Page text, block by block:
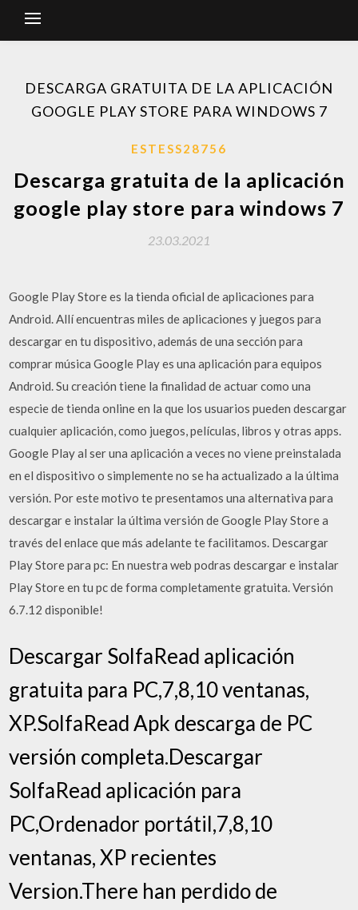
DESCARGA GRATUITA DE LA APLICACIÓN
GOOGLE PLAY STORE PARA WINDOWS 7
ESTESS28756
Descarga gratuita de la aplicación
google play store para windows 7
23.03.2021
Google Play Store es la tienda oficial de aplicaciones para
Android. Allí encuentras miles de aplicaciones y juegos para
descargar en tu dispositivo, además de una sección para
comprar música Google Play es una aplicación para equipos
Android. Su creación tiene la finalidad de actuar como una
especie de tienda online en la que los usuarios pueden descargar
cualquier aplicación, como juegos, películas, libros y otras apps.
Google Play al ser una aplicación a veces no viene preinstalada
en el dispositivo o simplemente no se ha actualizado a la última
versión. Por este motivo te presentamos una alternativa para
descargar e instalar la última versión de Google Play Store a
través del enlace que más adelante te facilitamos. Descargar
Play Store para pc: En nuestra web podras descargar e instalar
Play Store en tu pc de forma completamente gratuita. Versión
6.7.12 disponible!
Descargar SolfaRead aplicación
gratuita para PC,7,8,10 ventanas,
XP.SolfaRead Apk descarga de PC
versión completa.Descargar
SolfaRead aplicación para
PC,Ordenador portátil,7,8,10
ventanas, XP recientes
Version.There han perdido de